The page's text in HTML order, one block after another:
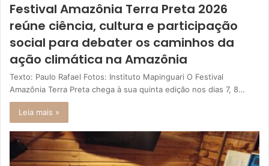
Festival Amazônia Terra Preta 2026
reúne ciência, cultura e participação
social para debater os caminhos da
ação climática na Amazônia
Texto: Paulo Rafael Fotos: Instituto Mapinguari O Festival
Amazônia Terra Preta chega à sua quinta edição nos dias 7, 8…
Leia mais »